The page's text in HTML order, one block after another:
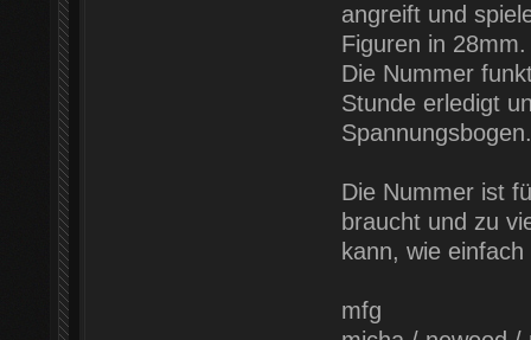
angreift und
Figuren in 28mm.
Die Nummer
Stunde erledigt
Spannungsbogen.
Die Nummer ist
braucht und zu
kann, wie
mfg